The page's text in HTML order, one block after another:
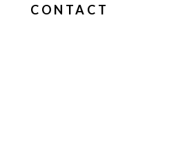
CONTACT